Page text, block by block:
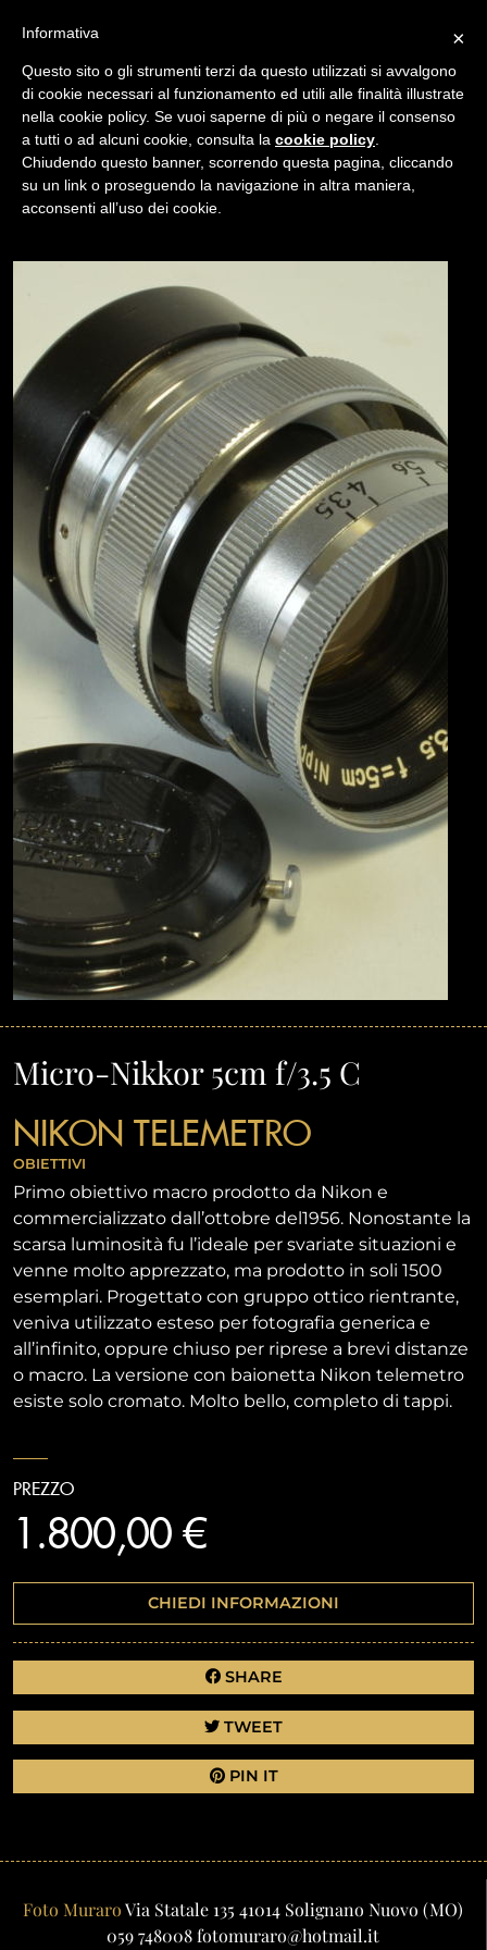
/ USATO MICRO-NIKKOR 5CM F/3.5 C
NAVIGAZIONE
Micro-Nikkor 5cm f/3.5 C
NIKON TELEMETRO
OBIETTIVI
Primo obiettivo macro prodotto da Nikon e
commercializzato dall’ottobre del1956. Nonostante la
scarsa luminosità fu l’ideale per svariate situazioni e
venne molto apprezzato, ma prodotto in soli 1500
esemplari. Progettato con gruppo ottico rientrante,
veniva utilizzato esteso per fotografia generica e
all’infinito, oppure chiuso per riprese a brevi distanze
o macro. La versione con baionetta Nikon telemetro
esiste solo cromato. Molto bello, completo di tappi.
PREZZO
1.800,00 €
CHIEDI INFORMAZIONI
SHARE
TWEET
PIN IT
Foto MuraroVia Statale 135 41014 Solignano Nuovo (MO)
059 748008fotomuraro@hotmail.it
×
Informativa
Questo sito o gli strumenti terzi da questo utilizzati si avvalgono
di cookie necessari al funzionamento ed utili alle finalità illustrate
nella cookie policy. Se vuoi saperne di più o negare il consenso
a tutti o ad alcuni cookie, consulta la cookie policy
Chiudendo questo banner, scorrendo questa pagina, cliccando
su un link o proseguendo la navigazione in altra maniera,
acconsenti all’uso dei cookie.